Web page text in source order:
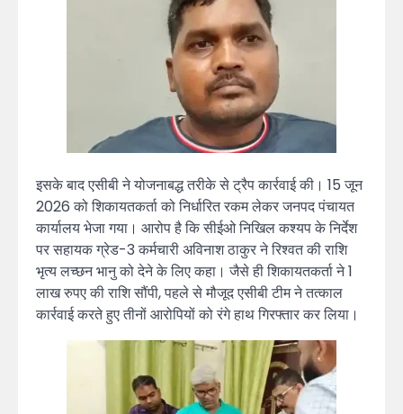
इसके बाद एसीबी ने योजनाबद्ध तरीके से ट्रैप कार्रवाई की। 15 जून
2026 को शिकायतकर्ता को निर्धारित रकम लेकर जनपद पंचायत
कार्यालय भेजा गया। आरोप है कि सीईओ निखिल कश्यप के निर्देश
पर सहायक ग्रेड-3 कर्मचारी अविनाश ठाकुर ने रिश्वत की राशि
भृत्य लच्छन भानु को देने के लिए कहा। जैसे ही शिकायतकर्ता ने 1
लाख रुपए की राशि सौंपी, पहले से मौजूद एसीबी टीम ने तत्काल
कार्रवाई करते हुए तीनों आरोपियों को रंगे हाथ गिरफ्तार कर लिया।